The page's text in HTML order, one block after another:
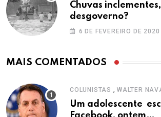
Chuvas
desgoverno?
6 DE FEVEREIRO DE 2020
MAIS COMENTADOS
COLUNISTAS , WALTER
Um adolescente